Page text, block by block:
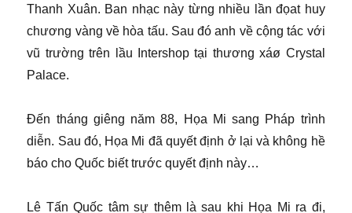
Thanh Xuân. Ban nhạc này từng nhiều lần đọat huy
chương vàng về hòa tấu. Sau đó anh về cộng tác với
vũ trường trên lầu Intershop tại thương xáø Crystal
Palace.
Đến tháng giêng năm 88, Họa Mi sang Pháp trình
diễn. Sau đó, Họa Mi đã quyết định ở lại và không hề
báo cho Quốc biết trước quyết định này…
Lê Tấn Quốc tâm sự thêm là sau khi Họa Mi ra đi,